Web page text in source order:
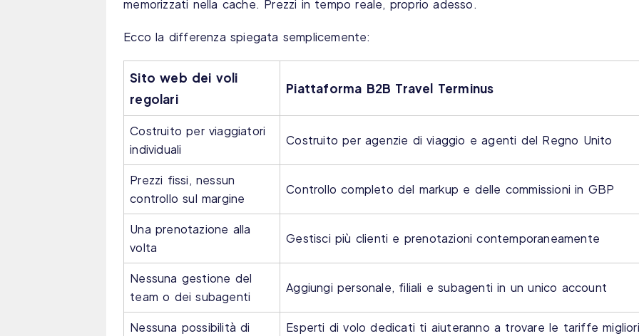
memorizzati nella cache. Prezzi in tempo reale, proprio adesso.
Ecco la differenza spiegata semplicemente:
Sito web dei voli
regolari
Piattaforma B2B Travel Terminus
Costruito per viaggiatori
individuali
Costruito per agenzie di viaggio e agenti del Regno Unito
Prezzi fissi, nessun
controllo sul margine
Controllo completo del markup e delle commissioni in GBP
Una prenotazione alla
volta
Gestisci più clienti e prenotazioni contemporaneamente
Nessuna gestione del
team o dei subagenti
Aggiungi personale, filiali e subagenti in un unico account
Nessuna possibilità di
Esperti di volo dedicati ti aiuteranno a trovare le tariffe migliori